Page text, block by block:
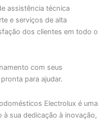
assistência técnica
e serviços de alta
dos clientes em todo o
com seus
para ajudar.
Electrolux é uma
sua dedicação à inovação,